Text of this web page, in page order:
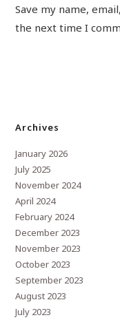
Save my name,
the next time I
Archives
January 2026
July 2025
November 2024
April 2024
February 2024
December 2023
November 2023
October 2023
September 2023
August 2023
July 2023